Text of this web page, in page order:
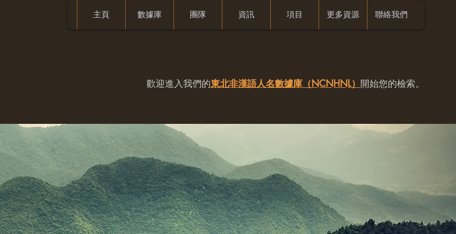
主頁 數據庫 團隊 資訊 項目 更多資源 聯絡我們
歡迎進入我們的東北非漢語人名數據庫（NCNHNL） 開始您的檢索。